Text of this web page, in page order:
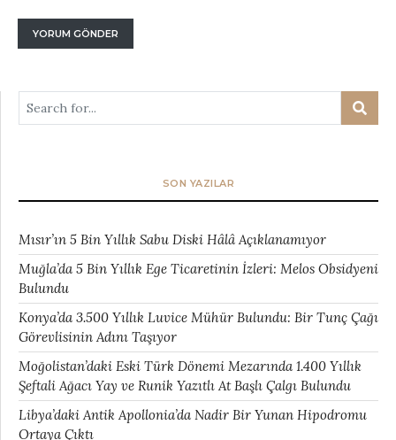
SON YAZILAR
Mısır’ın 5 Bin Yıllık Sabu Diski Hâlâ Açıklanamıyor
Muğla’da 5 Bin Yıllık Ege Ticaretinin İzleri: Melos Obsidyeni
Bulundu
Konya’da 3.500 Yıllık Luvice Mühür Bulundu: Bir Tunç Çağı
Görevlisinin Adını Taşıyor
Moğolistan’daki Eski Türk Dönemi Mezarında 1.400 Yıllık
Şeftali Ağacı Yay ve Runik Yazıtlı At Başlı Çalgı Bulundu
Libya’daki Antik Apollonia’da Nadir Bir Yunan Hipodromu
Ortaya Çıktı